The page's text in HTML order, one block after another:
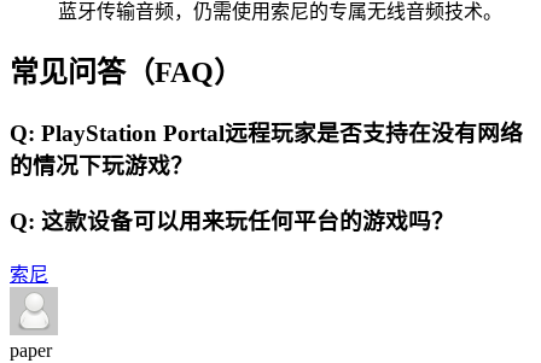
蓝牙传输音频，仍需使用索尼的专属无线音频技术。
常见问答（FAQ）
Q: PlayStation Portal远程玩家是否支持在没有网络
的情况下玩游戏？
Q: 这款设备可以用来玩任何平台的游戏吗？
索尼
paper